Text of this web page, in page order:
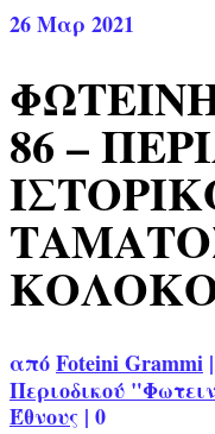
26Μαρ 2021
86 –
απόFoteini Grammi |
Περιοδικού
Έθνους | 0